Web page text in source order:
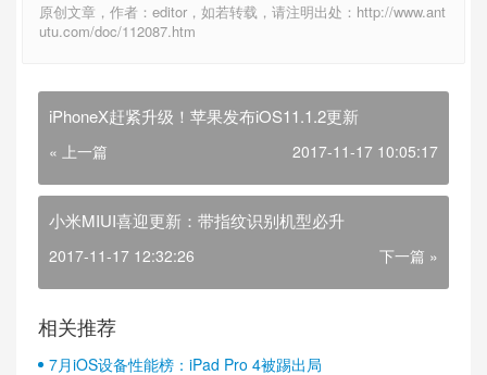
原创文章，作者：editor，如若转载，请注明出处：http://www.ant
utu.com/doc/112087.htm
iPhoneX赶紧升级！苹果发布iOS11.1.2更新
« 上一篇 2017-11-17 10:05:17
小米MIUI喜迎更新：带指纹识别机型必升
2017-11-17 12:32:26 下一篇 »
相关推荐
7月iOS设备性能榜：iPad Pro 4被踢出局